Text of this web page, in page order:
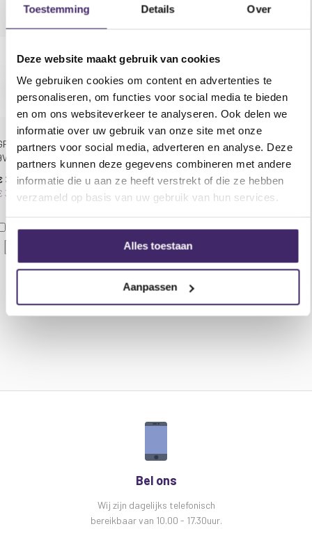
Toestemming Details Over
Deze website maakt gebruik van cookies
We gebruiken cookies om content en advertenties te
personaliseren, om functies voor social media te bieden
en om ons websiteverkeer te analyseren. Ook delen we
informatie over uw gebruik van onze site met onze
partners voor social media, adverteren en analyse. Deze
partners kunnen deze gegevens combineren met andere
informatie die u aan ze heeft verstrekt of die ze hebben
verzameld op basis van uw gebruik van hun services.
Alles toestaan
Aanpassen
Ultra Alkaline batterij
3,65
3,99
In Winkelwagen
Bel ons
Wij zijn dagelijks telefonisch
bereikbaar van 10.00 - 17.30uur.